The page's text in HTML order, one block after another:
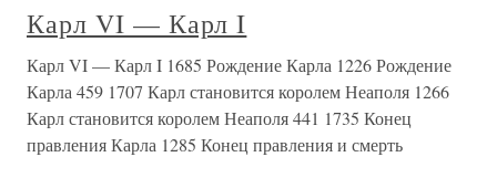
Карл VI — Карл I
Карл VI — Карл I 1685 Рождение Карла 1226 Рождение
Карла 459 1707 Карл становится королем Неаполя 1266
Карл становится королем Неаполя 441 1735 Конец
правления Карла 1285 Конец правления и смерть